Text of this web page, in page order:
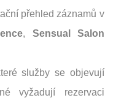
přehled záznamů v
, Sensual Salon
služby se objevují
vyžadují rezervaci